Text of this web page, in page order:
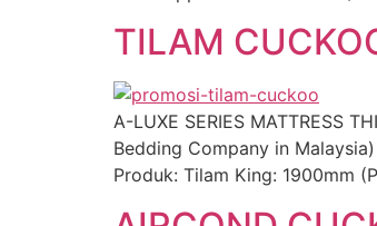
TILAM
A-LUXE SERIES MATTRESS
Bedding Company in
Produk: Tilam King: 1900mm